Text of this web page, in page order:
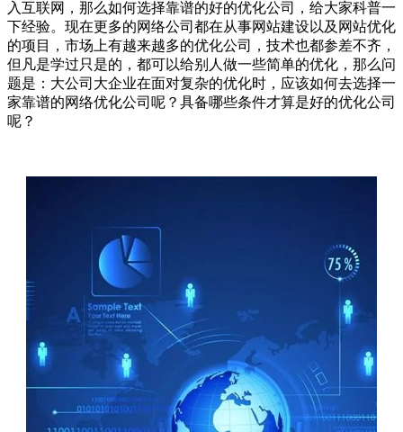
入互联网，那么如何选择靠谱的好的优化公司，给大家科普一
下经验。现在更多的网络公司都在从事网站建设以及网站优化
的项目，市场上有越来越多的优化公司，技术也都参差不齐，
但凡是学过只是的，都可以给别人做一些简单的优化，那么问
题是：大公司大企业在面对复杂的优化时，应该如何去选择一
家靠谱的网络优化公司呢？具备哪些条件才算是好的优化公司
呢？